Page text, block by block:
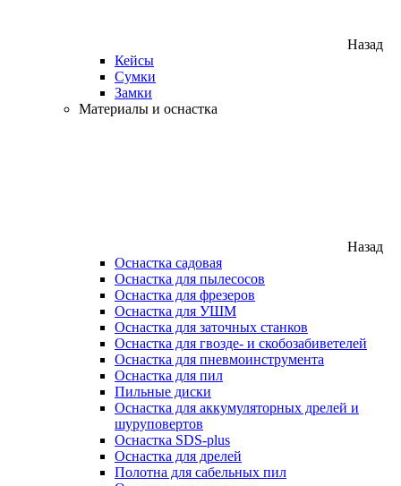
Назад
Кейсы
Сумки
Замки
Материалы и оснастка
Назад
Оснастка садовая
Оснастка для пылесосов
Оснастка для фрезеров
Оснастка для УШМ
Оснастка для заточных станков
Оснастка для гвозде- и скобозабиветелей
Оснастка для пневмоинструмента
Оснастка для пил
Пильные диски
Оснастка для аккумуляторных дрелей и
шуруповертов
Оснастка SDS-plus
Оснастка для дрелей
Полотна для сабельных пил